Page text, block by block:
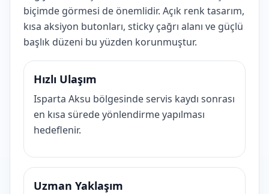
biçimde görmesi de önemlidir. Açık renk tasarım,
kısa aksiyon butonları, sticky çağrı alanı ve güçlü
başlık düzeni bu yüzden korunmuştur.
Hızlı Ulaşım
Isparta Aksu bölgesinde servis kaydı sonrası
en kısa sürede yönlendirme yapılması
hedeflenir.
Uzman Yaklaşım